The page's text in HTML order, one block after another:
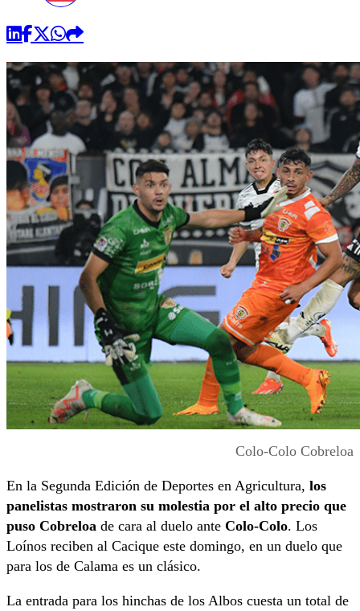
Colo-Colo Cobreloa
En la Segunda Edición de Deportes en Agricultura, los
panelistas mostraron su molestia por el alto precio que
puso Cobreloa de cara al duelo ante Colo-Colo. Los
Loínos reciben al Cacique este domingo, en un duelo que
para los de Calama es un clásico.
La entrada para los hinchas de los Albos cuesta un total de